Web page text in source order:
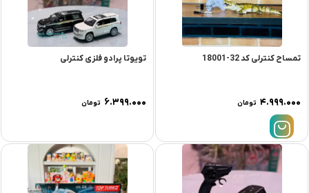
تمساح کنترلی کد 32-18001
۴.۹۹۹.۰۰۰ تومان
تویوتا پرادو فلزی کنترلی
۶.۳۹۹.۰۰۰ تومان